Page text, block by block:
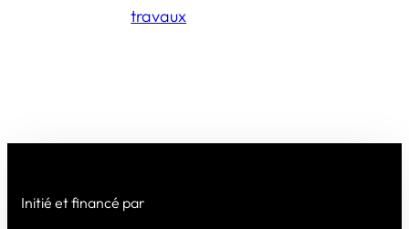
travaux
Initié et financé par